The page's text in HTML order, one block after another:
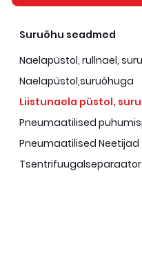
Suruõhu seadmed
Naelapüstol, rullnael,
Naelapüstol,suruõhuga
Liistunaela püstol,
Pneumaatilised
Pneumaatilised Neetijad
Tsentrifuugalseparaator